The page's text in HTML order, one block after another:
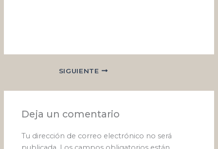
SIGUIENTE
Deja un comentario
Tu dirección de correo electrónico no será